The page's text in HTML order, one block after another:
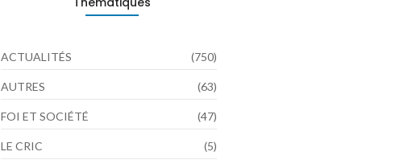
ACTUALITÉS (750)
AUTRES (63)
FOI ET SOCIÉTÉ (47)
LE CRIC (5)